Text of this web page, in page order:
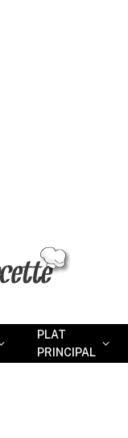
PLAT
PRINCIPAL